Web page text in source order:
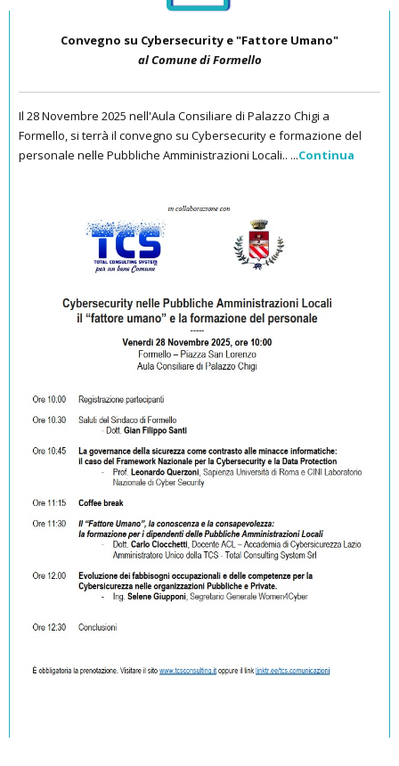
Convegno su Cybersecurity e "Fattore Umano"
al Comune di Formello
Il 28 Novembre 2025 nell'Aula Consiliare di Palazzo Chigi a
Formello, si terrà il convegno su Cybersecurity e formazione del
personale nelle Pubbliche Amministrazioni Locali.. ...Continua